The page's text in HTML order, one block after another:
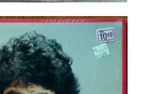
J’s’rai Jamais Beau _ LP